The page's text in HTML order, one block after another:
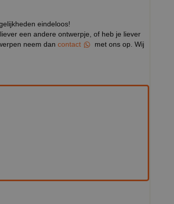
eindeloos!
een andere ontwerpje, of heb je liever
neem dan contact
met ons op. Wij